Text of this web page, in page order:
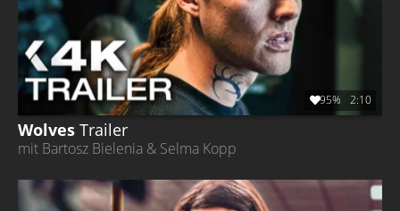
Wolves Trailer
mit Bartosz Bielenia & Selma Kopp
95% 2:10